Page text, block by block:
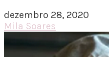
dezembro 28, 2020
Mila Soares